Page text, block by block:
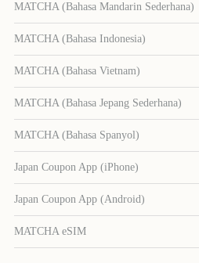
MATCHA (Bahasa Mandarin Sederhana)
MATCHA (Bahasa Indonesia)
MATCHA (Bahasa Vietnam)
MATCHA (Bahasa Jepang Sederhana)
MATCHA (Bahasa Spanyol)
Japan Coupon App (iPhone)
Japan Coupon App (Android)
MATCHA eSIM